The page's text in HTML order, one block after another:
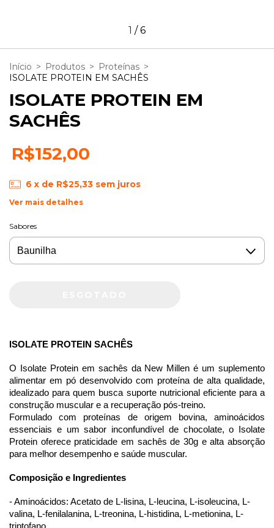
1 /6
Início > Produtos > Proteínas >
ISOLATE PROTEIN EM SACHÊS
ISOLATE PROTEIN EM
SACHÊS
R$152,00
6 x de R$25,33 sem juros
Ver mais detalhes
Sabores
ISOLATE PROTEIN SACHÊS
O Isolate Protein em sachês da New Millen é um suplemento
alimentar em pó desenvolvido com proteína de alta qualidade,
idealizado para quem busca suporte nutricional eficiente para a
construção muscular e a recuperação pós-treino.
Formulado com proteínas de origem bovina, aminoácidos
essenciais e um sabor inconfundível de chocolate, o Isolate
Protein oferece praticidade em sachês de 30g e alta absorção
para melhor desempenho e saúde muscular.
Composição e Ingredientes
- Aminoácidos: Acetato de L-lisina, L-leucina, L-isoleucina, L-
valina, L-fenilalanina, L-treonina, L-histidina, L-metionina, L-